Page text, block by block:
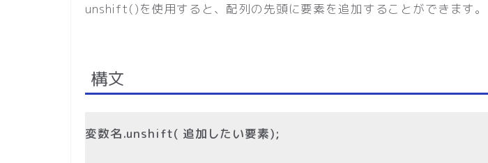
unshift()を使用すると、配列の先頭に要素を追加することができます。
構文
変数名.unshift( 追加したい要素);